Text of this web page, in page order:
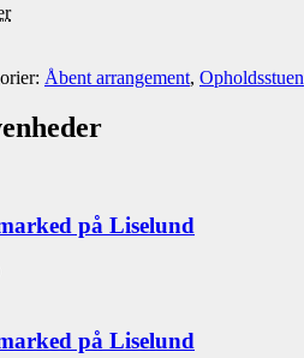
Åbent arrangement, Opholdsstuen
på Liselund
på Liselund